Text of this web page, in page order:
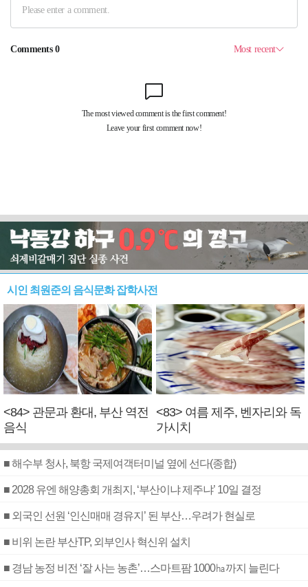
시인 최원준의 음식문화 잡학사전
<84> 관문과 환대, 부산 역전
음식
<83> 여름 제주, 벤자리와 독
가시치
■ 해수부 청사, 북항 국제여객터미널 옆에 선다(종합)
■ 2028 유엔 해양총회 개최지, ‘부산이냐 제주냐’ 10일 결정
■ 외국인 선원 ‘인신매매 경유지’ 된 부산…우려가 현실로
■ 비위 논란 부산TP, 외부인사 혁신위 설치
■ 경남 농정 비전 ‘잘 사는 농촌’…스마트팜 1000㏊까지 늘린다